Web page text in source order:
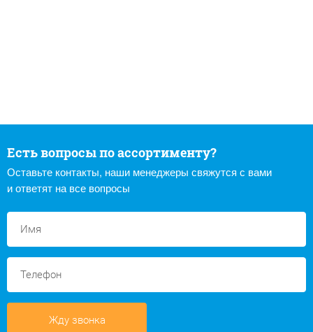
Есть вопросы по ассортименту?
Оставьте контакты, наши менеджеры свяжутся с вами
и ответят на все вопросы
Жду звонка